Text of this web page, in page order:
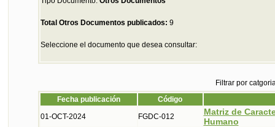
Total Otros Documentos publicados: 9
Seleccione el documento que desea consultar:
Filtrar por
Fecha publicación
Código
01-OCT-2024
FGDC-012
Matriz de
Humano